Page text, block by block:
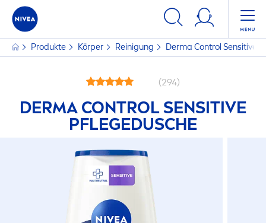
Produkte Körper Reinigung Derma Control Sensitive
(294)
DERMA CONTROLSENSITIVE
PFLEGEDUSCHE